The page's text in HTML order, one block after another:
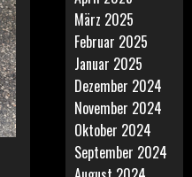
März 2025
Februar 2025
Januar 2025
Dezember 2024
November 2024
Oktober 2024
September 2024